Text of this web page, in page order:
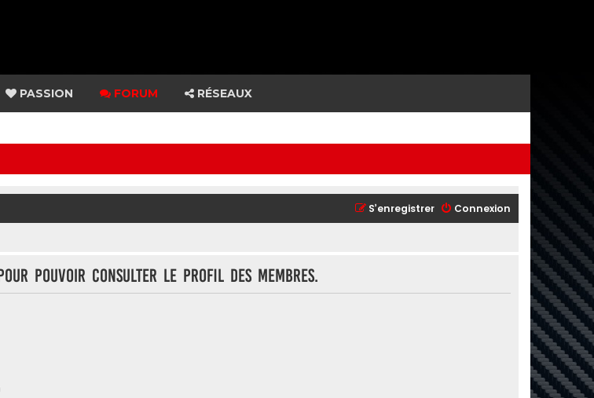
PASSION FORUM RÉSEAUX
Connexion
S’enregistrer
pouvoir consulter le profil des membres.